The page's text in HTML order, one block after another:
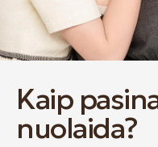
Kaip
nuolaida?